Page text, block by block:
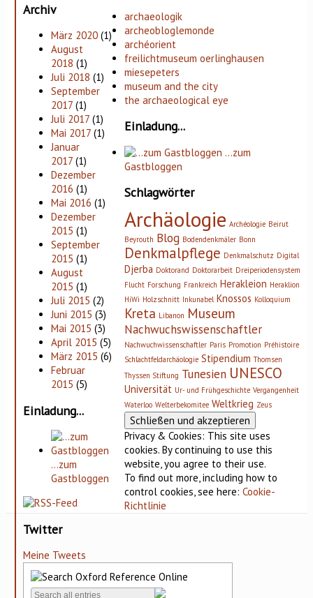
Archiv
März 2020 (1)
August
2018 (1)
Juli 2018 (1)
September
2017 (1)
Juli 2017 (1)
Mai 2017 (1)
Januar
2017 (1)
Dezember
2016 (1)
Mai 2016 (1)
Dezember
2015 (1)
September
2015 (1)
August
2015 (1)
Juli 2015 (2)
Juni 2015 (3)
Mai 2015 (3)
April 2015 (5)
März 2015 (6)
Februar
2015 (5)
Einladung...
…zum
Gastbloggen
Twitter
Meine Tweets
archaeologik
archeobloglemonde
archéorient
freilichtmuseum oerlinghausen
miesepeters
museum and the city
the archaeological eye
Einladung...
…zum
Gastbloggen
Schlagwörter
Archäologie Archéologie Beirut
Beyrouth Blog Bodendenkmäler Bonn
Denkmalpflege Denkmalschutz Digital
Djerba Doktorand Doktorarbeit Dreiperiodensystem
Flucht Forschung Frankreich Herakleion Heraklion
HiWi Holzschnitt Inkunabel Knossos Kolloquium
Kreta Libanon Museum
Nachwuchswissenschaftler
Nachwuchwissenschaftler Paris Promotion Préhistoire
Schlachtfeldarchäologie Stipendium Thomsen
Thyssen Stiftung Tunesien UNESCO
Universität Ur- und Frühgeschichte Vergangenheit
Waterloo Welterbekomitee Weltkrieg Zeus
Privacy & Cookies: This site uses
cookies. By continuing to use this
website, you agree to their use.
To find out more, including how to
control cookies, see here:Cookie-
Richtlinie